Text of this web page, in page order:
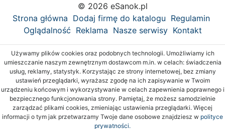
© 2026 eSanok.pl
Strona główna Dodaj firmę do katalogu Regulamin
Oglądalność Reklama Nasze serwisy Kontakt
Używamy plików cookies oraz podobnych technologii. Umożliwiamy ich
umieszczanie naszym zewnętrznym dostawcom m.in. w celach: świadczenia
usług, reklamy, statystyk. Korzystając ze strony internetowej, bez zmiany
ustawień przeglądarki, wyrażasz zgodę na ich zapisywanie w Twoim
urządzeniu końcowym i wykorzystywanie w celach zapewnienia poprawnego i
bezpiecznego funkcjonowania strony. Pamiętaj, że możesz samodzielnie
zarządzać plikami cookies, zmieniając ustawienia przeglądarki. Więcej
informacji o tym jak przetwarzamy Twoje dane osobowe znajdziesz w polityce
prywatności.